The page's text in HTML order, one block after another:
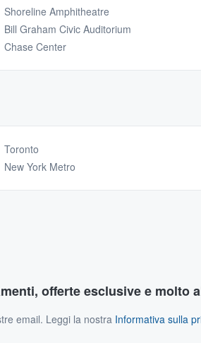
Shoreline Amphitheatre
Bill Graham Civic Auditorium
Chase Center
Toronto
New York Metro
offerte esclusive e molto
email. Leggi la nostra Informativa sulla